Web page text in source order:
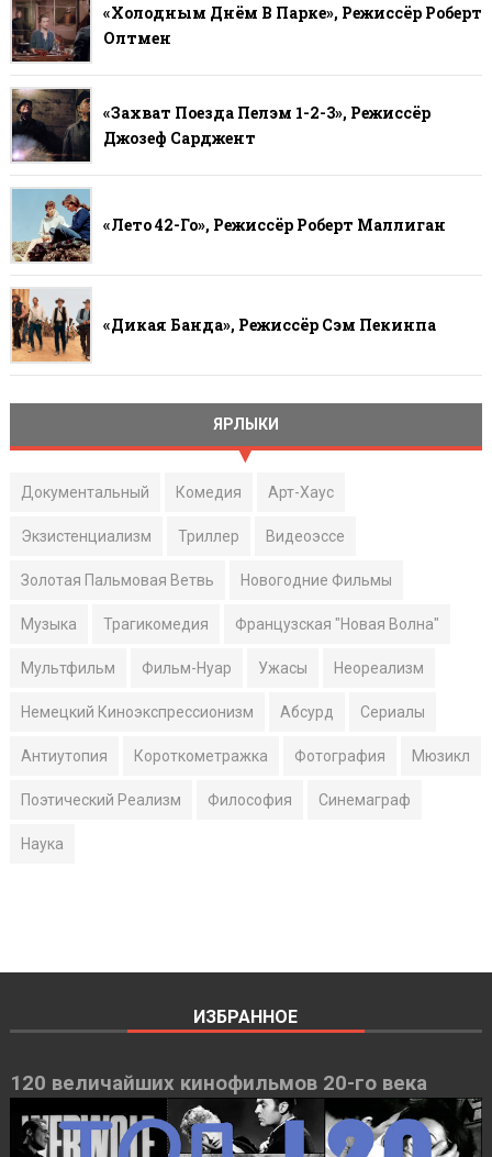
«Холодным Днём В Парке», Режиссёр Роберт
Олтмен
«Захват Поезда Пелэм 1-2-3», Режиссёр
Джозеф Сарджент
«Лето 42-Го», Режиссёр Роберт Маллиган
«Дикая Банда», Режиссёр Сэм Пекинпа
ЯРЛЫКИ
Документальный Комедия Арт-Хаус
Экзистенциализм Триллер Видеоэссе
Золотая Пальмовая Ветвь Новогодние Фильмы
Музыка Трагикомедия Французская "Новая Волна"
Мультфильм Фильм-Нуар Ужасы Неореализм
Немецкий Киноэкспрессионизм Абсурд Сериалы
Антиутопия Короткометражка Фотография Мюзикл
Поэтический Реализм Философия Синемаграф
Наука
ИЗБРАННОЕ
120 величайших кинофильмов 20-го века